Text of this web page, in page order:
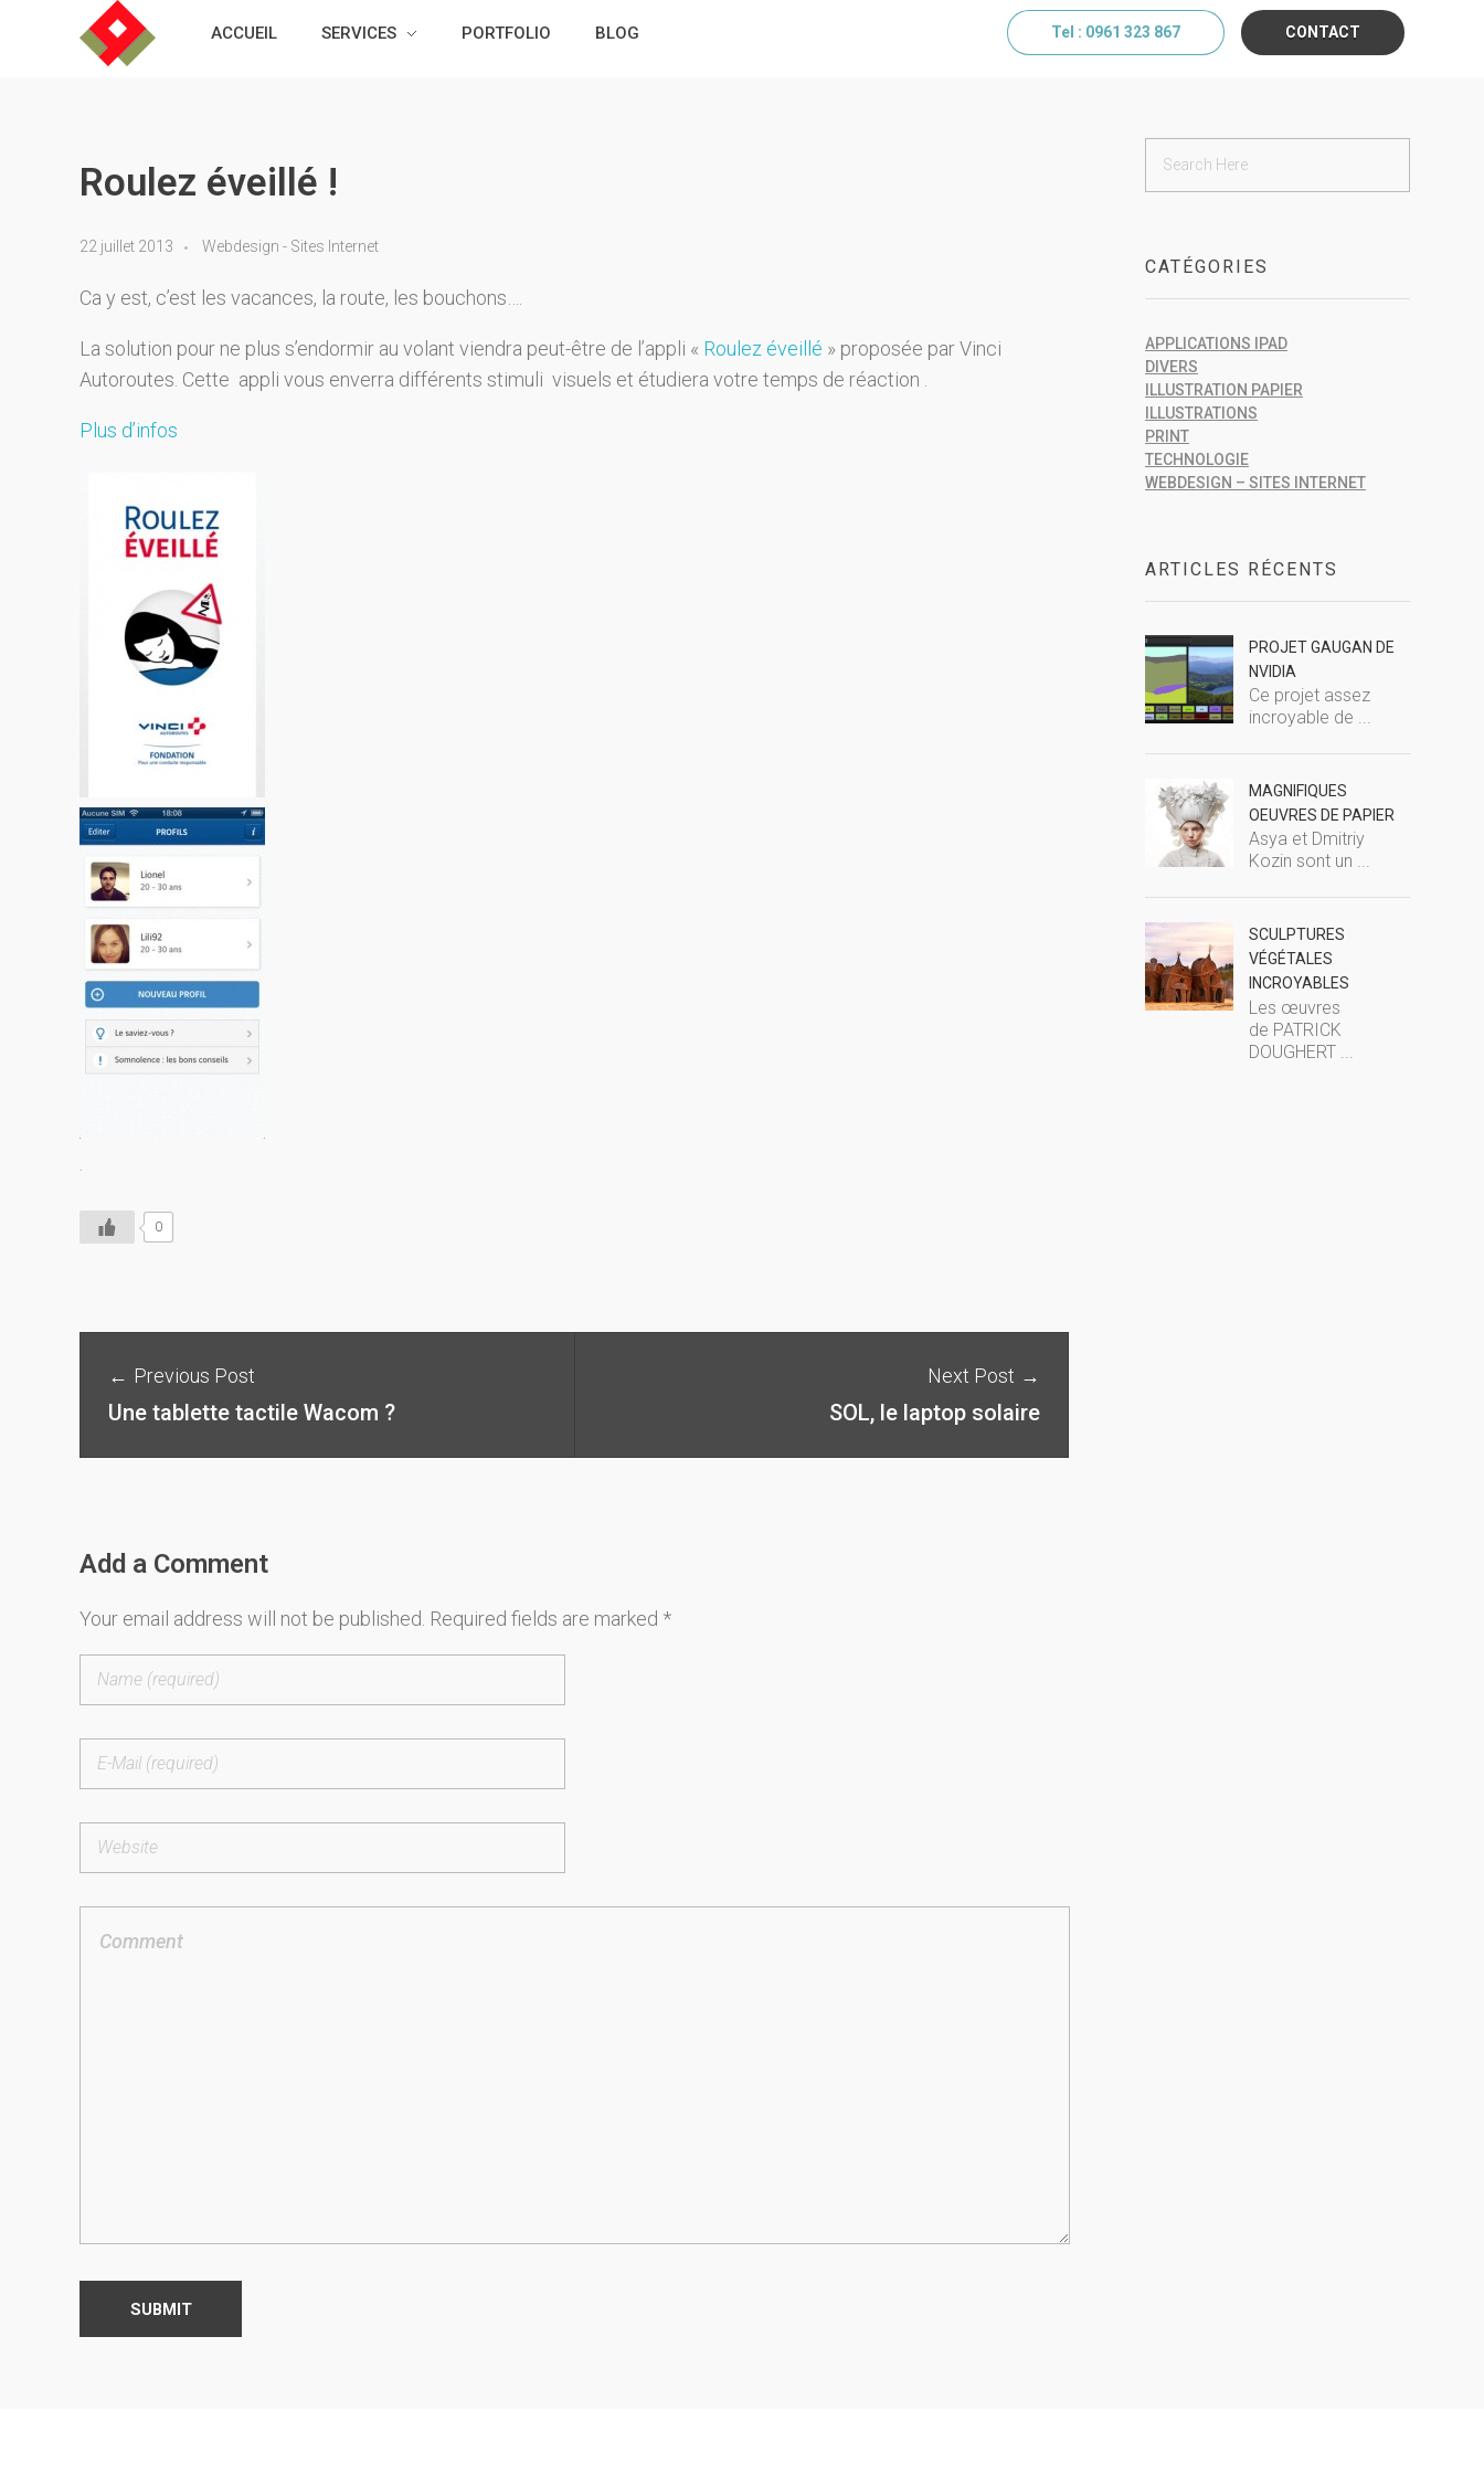
CONTACT
Tel : 0961 323 867
ACCUEIL SERVICES PORTFOLIO BLOG
Roulez éveillé !
22 juillet 2013 Webdesign - Sites Internet
Ca y est, c’est les vacances, la route, les bouchons….
La solution pour ne plus s’endormir au volant viendra peut-être de l’appli « Roulez éveillé » proposée par Vinci
Autoroutes. Cette appli vous enverra différents stimuli visuels et étudiera votre temps de réaction .
Plus d’infos
0
Previous Post
Une tablette tactile Wacom ?
Next Post
SOL, le laptop solaire
Add a Comment
Your email address will not be published. Required fields are marked *
CATÉGORIES
APPLICATIONS IPAD
DIVERS
ILLUSTRATION PAPIER
ILLUSTRATIONS
PRINT
TECHNOLOGIE
WEBDESIGN – SITES INTERNET
ARTICLES RÉCENTS
PROJET GAUGAN DE
NVIDIA
Ce projet assez
incroyable de ...
MAGNIFIQUES
OEUVRES DE PAPIER
Asya et Dmitriy
Kozin sont un ...
SCULPTURES
VÉGÉTALES
INCROYABLES
Les œuvres
de PATRICK
DOUGHERT ...